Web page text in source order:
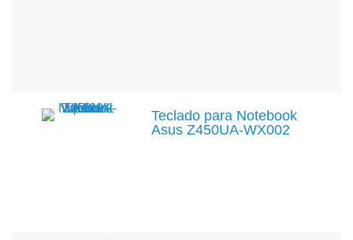
Teclado para Notebook
Asus Z450UA-WX002